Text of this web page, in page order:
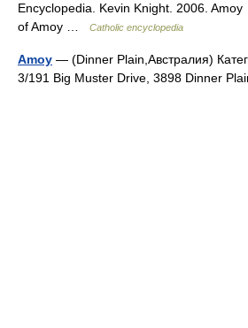
Encyclopedia. Kevin Knight. 2006.
of Amoy …
Catholic encyclopedia
Amoy — (Dinner Plain,Австралия)
3/191 Big Muster Drive, 3898 Dinner